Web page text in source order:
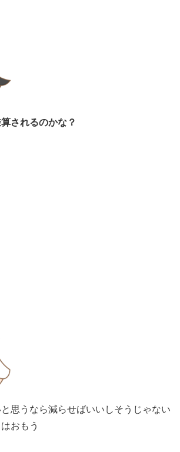
されるのかな？
思うなら減らせばいいしそうじゃない
おもう